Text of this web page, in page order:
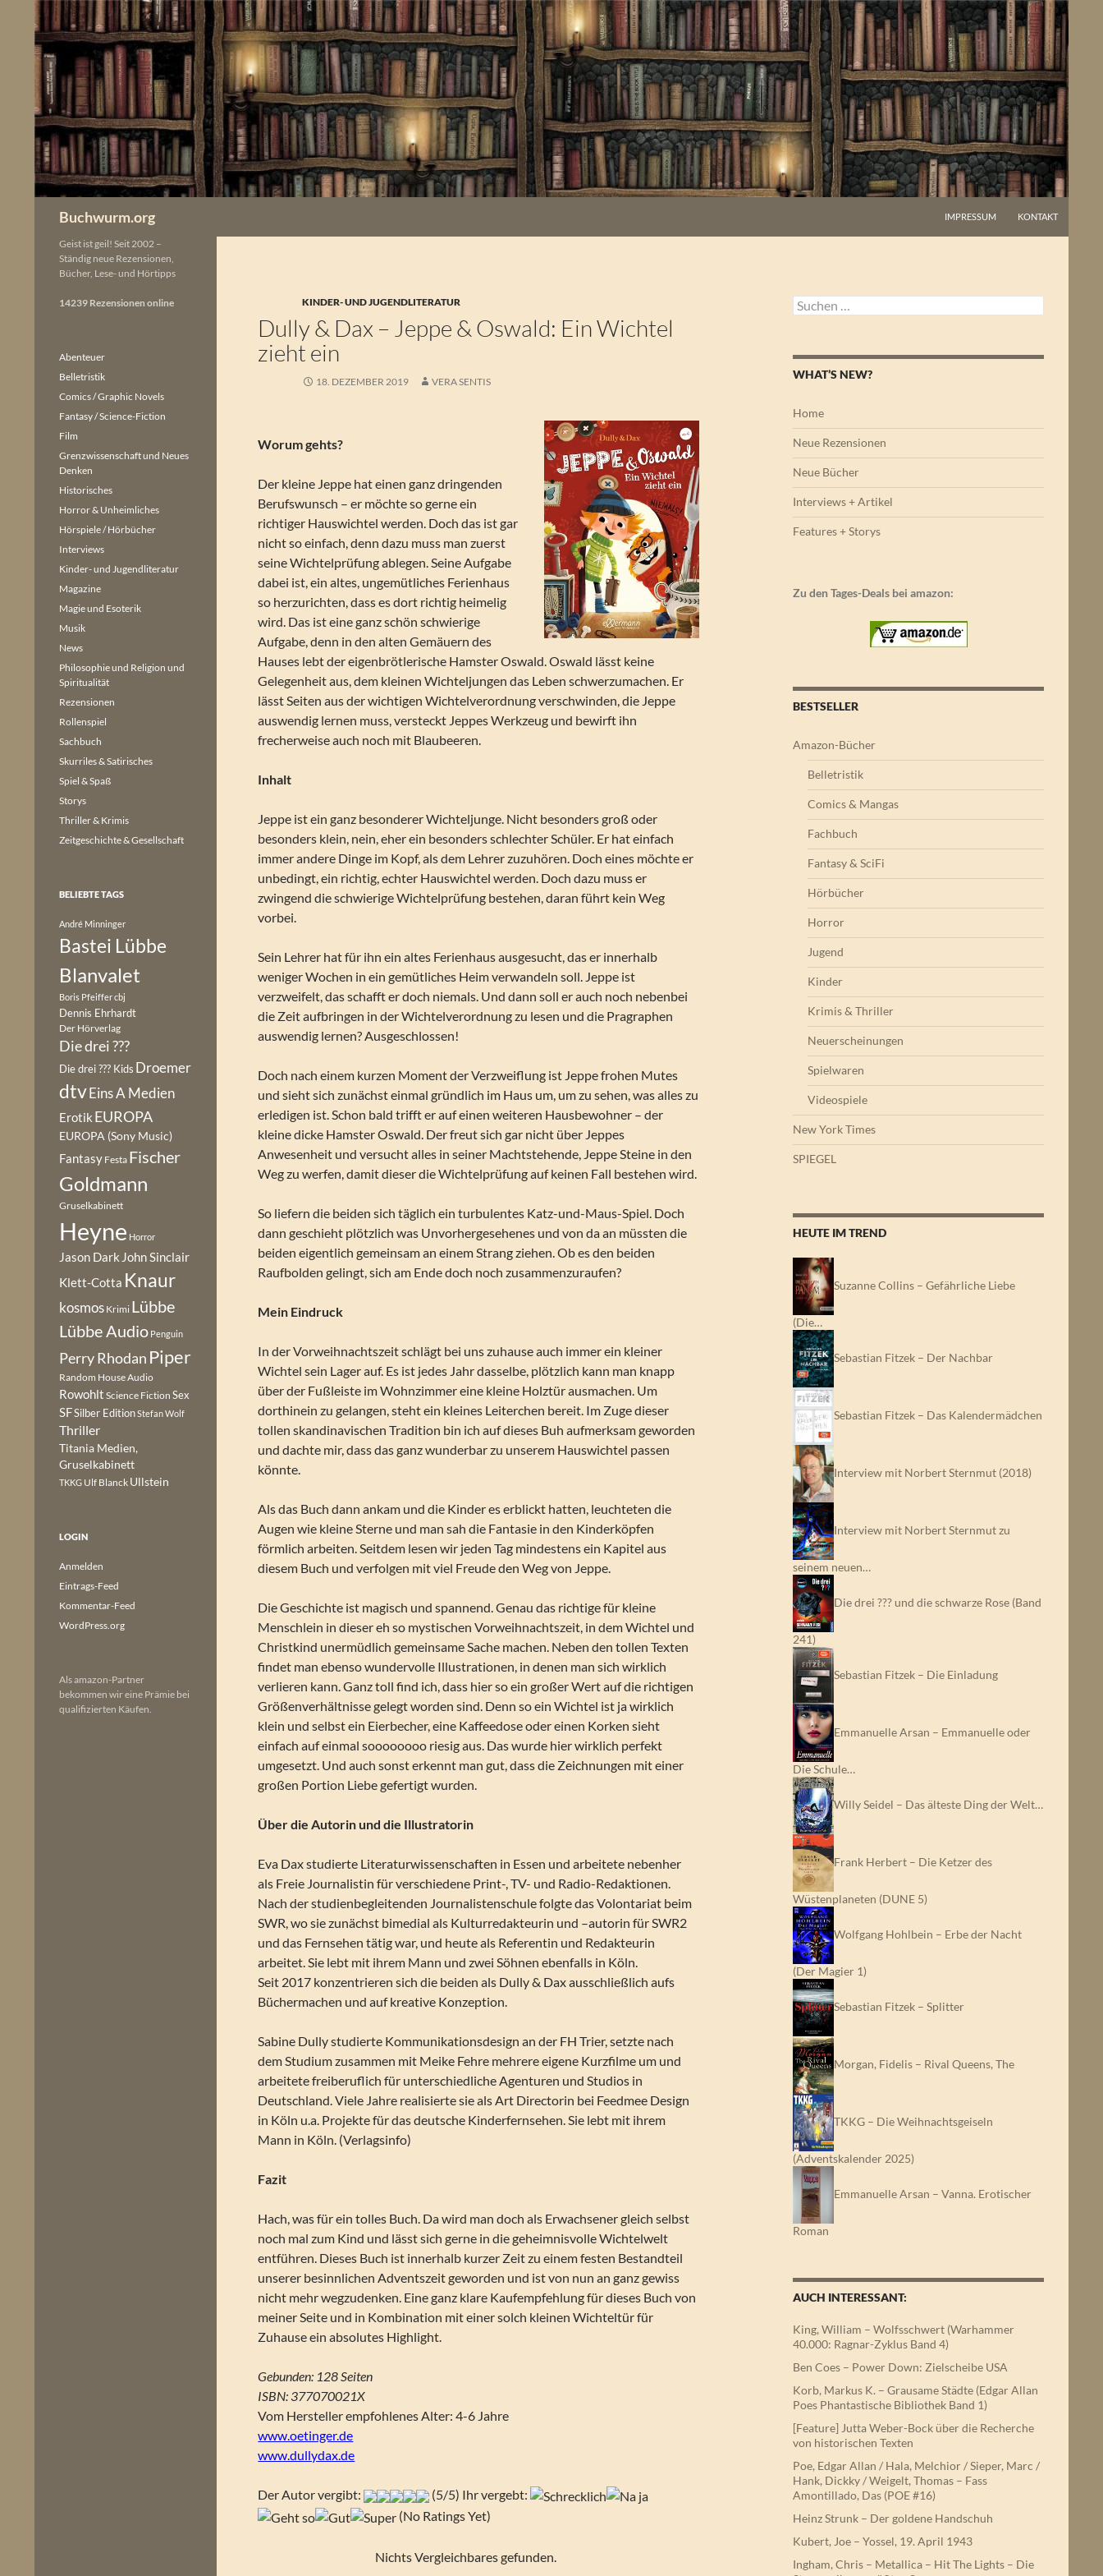
springen
Buchwurm.org IMPRESSUM KONTAKT
KINDER- UND JUGENDLITERATUR
Dully & Dax – Jeppe & Oswald: Ein Wichtel
zieht ein
18. DEZEMBER 2019 VERA SENTIS
Worum gehts?
Der kleine Jeppe hat einen ganz dringenden
Berufswunsch – er möchte so gerne ein
richtiger Hauswichtel werden. Doch das ist gar
nicht so einfach, denn dazu muss man zuerst
seine Wichtelprüfung ablegen. Seine Aufgabe
dabei ist, ein altes, ungemütliches Ferienhaus
so herzurichten, dass es dort richtig heimelig
wird. Das ist eine ganz schön schwierige
Aufgabe, denn in den alten Gemäuern des
Hauses lebt der eigenbrötlerische Hamster Oswald. Oswald lässt keine
Gelegenheit aus, dem kleinen Wichteljungen das Leben schwerzumachen. Er
lässt Seiten aus der wichtigen Wichtelverordnung verschwinden, die Jeppe
auswendig lernen muss, versteckt Jeppes Werkzeug und bewirft ihn
frecherweise auch noch mit Blaubeeren.
Inhalt
Jeppe ist ein ganz besonderer Wichteljunge. Nicht besonders groß oder
besonders klein, nein, eher ein besonders schlechter Schüler. Er hat einfach
immer andere Dinge im Kopf, als dem Lehrer zuzuhören. Doch eines möchte er
unbedingt, ein richtig, echter Hauswichtel werden. Doch dazu muss er
zwingend die schwierige Wichtelprüfung bestehen, daran führt kein Weg
vorbei.
Sein Lehrer hat für ihn ein altes Ferienhaus ausgesucht, das er innerhalb
weniger Wochen in ein gemütliches Heim verwandeln soll. Jeppe ist
verzweifelt, das schafft er doch niemals. Und dann soll er auch noch nebenbei
die Zeit aufbringen in der Wichtelverordnung zu lesen und die Pragraphen
auswendig lernen? Ausgeschlossen!
Doch nach einem kurzen Moment der Verzweiflung ist Jeppe frohen Mutes
und sieht sich zunächst einmal gründlich im Haus um, um zu sehen, was alles zu
erledigen ist. Schon bald trifft er auf einen weiteren Hausbewohner – der
kleine dicke Hamster Oswald. Der freut sich gar nicht über Jeppes
Anwesenheit und versucht alles in seiner Machtstehende, Jeppe Steine in den
Weg zu werfen, damit dieser die Wichtelprüfung auf keinen Fall bestehen wird.
So liefern die beiden sich täglich ein turbulentes Katz-und-Maus-Spiel. Doch
dann geschieht plötzlich was Unvorhergesehenes und von da an müssten die
beiden eigentlich gemeinsam an einem Strang ziehen. Ob es den beiden
Raufbolden gelingt, sich am Ende doch noch zusammenzuraufen?
Mein Eindruck
In der Vorweihnachtszeit schlägt bei uns zuhause auch immer ein kleiner
Wichtel sein Lager auf. Es ist jedes Jahr dasselbe, plötzlich kann man knapp
über der Fußleiste im Wohnzimmer eine kleine Holztür ausmachen. Um
dorthinein zu gelangen, steht ein kleines Leiterchen bereit. Im Zuge dieser
tollen skandinavischen Tradition bin ich auf dieses Buh aufmerksam geworden
und dachte mir, dass das ganz wunderbar zu unserem Hauswichtel passen
könnte.
Als das Buch dann ankam und die Kinder es erblickt hatten, leuchteten die
Augen wie kleine Sterne und man sah die Fantasie in den Kinderköpfen
förmlich arbeiten. Seitdem lesen wir jeden Tag mindestens ein Kapitel aus
diesem Buch und verfolgen mit viel Freude den Weg von Jeppe.
Die Geschichte ist magisch und spannend. Genau das richtige für kleine
Menschlein in dieser eh so mystischen Vorweihnachtszeit, in dem Wichtel und
Christkind unermüdlich gemeinsame Sache machen. Neben den tollen Texten
findet man ebenso wundervolle Illustrationen, in denen man sich wirklich
verlieren kann. Ganz toll find ich, dass hier so ein großer Wert auf die richtigen
Größenverhältnisse gelegt worden sind. Denn so ein Wichtel ist ja wirklich
klein und selbst ein Eierbecher, eine Kaffeedose oder einen Korken sieht
einfach auf einmal soooooooo riesig aus. Das wurde hier wirklich perfekt
umgesetzt. Und auch sonst erkennt man gut, dass die Zeichnungen mit einer
großen Portion Liebe gefertigt wurden.
Über die Autorin und die Illustratorin
Eva Dax studierte Literaturwissenschaften in Essen und arbeitete nebenher
als Freie Journalistin für verschiedene Print-, TV- und Radio-Redaktionen.
Nach der studienbegleitenden Journalistenschule folgte das Volontariat beim
SWR, wo sie zunächst bimedial als Kulturredakteurin und –autorin für SWR2
und das Fernsehen tätig war, und heute als Referentin und Redakteurin
arbeitet. Sie lebt mit ihrem Mann und zwei Söhnen ebenfalls in Köln.
Seit 2017 konzentrieren sich die beiden als Dully & Dax ausschließlich aufs
Büchermachen und auf kreative Konzeption.
Sabine Dully studierte Kommunikationsdesign an der FH Trier, setzte nach
dem Studium zusammen mit Meike Fehre mehrere eigene Kurzfilme um und
arbeitete freiberuflich für unterschiedliche Agenturen und Studios in
Deutschland. Viele Jahre realisierte sie als Art Directorin bei Feedmee Design
in Köln u.a. Projekte für das deutsche Kinderfernsehen. Sie lebt mit ihrem
Mann in Köln. (Verlagsinfo)
Fazit
Hach, was für ein tolles Buch. Da wird man doch als Erwachsener gleich selbst
noch mal zum Kind und lässt sich gerne in die geheimnisvolle Wichtelwelt
entführen. Dieses Buch ist innerhalb kurzer Zeit zu einem festen Bestandteil
unserer besinnlichen Adventszeit geworden und ist von nun an ganz gewiss
nicht mehr wegzudenken. Eine ganz klare Kaufempfehlung für dieses Buch von
meiner Seite und in Kombination mit einer solch kleinen Wichteltür für
Zuhause ein absolutes Highlight.
Gebunden: 128 Seiten
ISBN: 377070021X
Vom Hersteller empfohlenes Alter: 4-6 Jahre
www.oetinger.de
www.dullydax.de
Der Autor vergibt:
(5/5) Ihr vergebt:
(No Ratings Yet)
Nichts Vergleichbares gefunden.
Suchen
nach:
WHAT’S NEW?
Home
Neue Rezensionen
Neue Bücher
Interviews + Artikel
Features + Storys
Zu den Tages-Deals bei amazon:
BESTSELLER
Amazon-Bücher
Belletristik
Comics & Mangas
Fachbuch
Fantasy & SciFi
Hörbücher
Horror
Jugend
Kinder
Krimis & Thriller
Neuerscheinungen
Spielwaren
Videospiele
New York Times
SPIEGEL
HEUTE IM TREND
Suzanne Collins – Gefährliche Liebe
(Die…
Sebastian Fitzek – Der Nachbar
Sebastian Fitzek – Das Kalendermädchen
Interview mit Norbert Sternmut (2018)
Interview mit Norbert Sternmut zu
seinem neuen…
Die drei ??? und die schwarze Rose (Band
241)
Sebastian Fitzek – Die Einladung
Emmanuelle Arsan – Emmanuelle oder
Die Schule…
Willy Seidel – Das älteste Ding der Welt…
Frank Herbert – Die Ketzer des
Wüstenplaneten (DUNE 5)
Wolfgang Hohlbein – Erbe der Nacht
(Der Magier 1)
Sebastian Fitzek – Splitter
Morgan, Fidelis – Rival Queens, The
TKKG – Die Weihnachtsgeiseln
(Adventskalender 2025)
Emmanuelle Arsan – Vanna. Erotischer
Roman
AUCH INTERESSANT:
King, William – Wolfsschwert (Warhammer
40.000: Ragnar-Zyklus Band 4)
Ben Coes – Power Down: Zielscheibe USA
Korb, Markus K. – Grausame Städte (Edgar Allan
Poes Phantastische Bibliothek Band 1)
[Feature] Jutta Weber-Bock über die Recherche
von historischen Texten
Poe, Edgar Allan / Hala, Melchior / Sieper, Marc /
Hank, Dickky / Weigelt, Thomas – Fass
Amontillado, Das (POE #16)
Heinz Strunk – Der goldene Handschuh
Kubert, Joe – Yossel, 19. April 1943
Ingham, Chris – Metallica – Hit The Lights – Die
Geist ist geil! Seit 2002 –
Ständig neue Rezensionen,
Bücher, Lese- und Hörtipps
14239 Rezensionen online
Abenteuer
Belletristik
Comics / Graphic Novels
Fantasy / Science-Fiction
Film
Grenzwissenschaft und Neues
Denken
Historisches
Horror & Unheimliches
Hörspiele / Hörbücher
Interviews
Kinder- und Jugendliteratur
Magazine
Magie und Esoterik
Musik
News
Philosophie und Religion und
Spiritualität
Rezensionen
Rollenspiel
Sachbuch
Skurriles & Satirisches
Spiel & Spaß
Storys
Thriller & Krimis
Zeitgeschichte & Gesellschaft
BELIEBTE TAGS
André Minninger
Bastei Lübbe
Blanvalet
Boris Pfeiffercbj
Dennis Ehrhardt
Der Hörverlag
Die drei ???
Die drei ??? Kids Droemer
dtvEins A Medien
Erotik EUROPA
EUROPA (Sony Music)
Fantasy Festa Fischer
Goldmann
Gruselkabinett
Heyne Horror
Jason Dark John Sinclair
Klett-Cotta Knaur
kosmos Krimi Lübbe
Lübbe Audio Penguin
Perry Rhodan Piper
Random House Audio
Rowohlt Science Fiction Sex
SFSilber EditionStefan Wolf
Thriller
Titania Medien,
Gruselkabinett
TKKG Ulf Blanck Ullstein
LOGIN
Anmelden
Eintrags-Feed
Kommentar-Feed
WordPress.org
Als amazon-Partner
bekommen wir eine Prämie bei
qualifizierten Käufen.